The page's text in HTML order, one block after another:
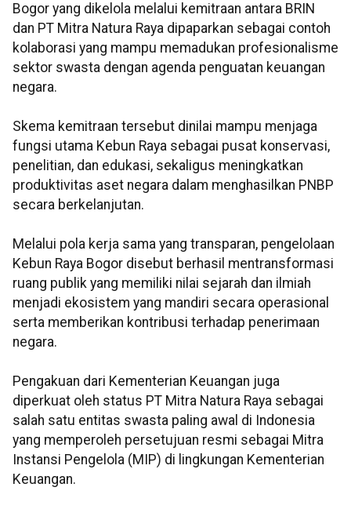
Bogor yang dikelola melalui kemitraan antara BRIN
dan PT Mitra Natura Raya dipaparkan sebagai contoh
kolaborasi yang mampu memadukan profesionalisme
sektor swasta dengan agenda penguatan keuangan
negara.
Skema kemitraan tersebut dinilai mampu menjaga
fungsi utama Kebun Raya sebagai pusat konservasi,
penelitian, dan edukasi, sekaligus meningkatkan
produktivitas aset negara dalam menghasilkan PNBP
secara berkelanjutan.
Melalui pola kerja sama yang transparan, pengelolaan
Kebun Raya Bogor disebut berhasil mentransformasi
ruang publik yang memiliki nilai sejarah dan ilmiah
menjadi ekosistem yang mandiri secara operasional
serta memberikan kontribusi terhadap penerimaan
negara.
Pengakuan dari Kementerian Keuangan juga
diperkuat oleh status PT Mitra Natura Raya sebagai
salah satu entitas swasta paling awal di Indonesia
yang memperoleh persetujuan resmi sebagai Mitra
Instansi Pengelola (MIP) di lingkungan Kementerian
Keuangan.